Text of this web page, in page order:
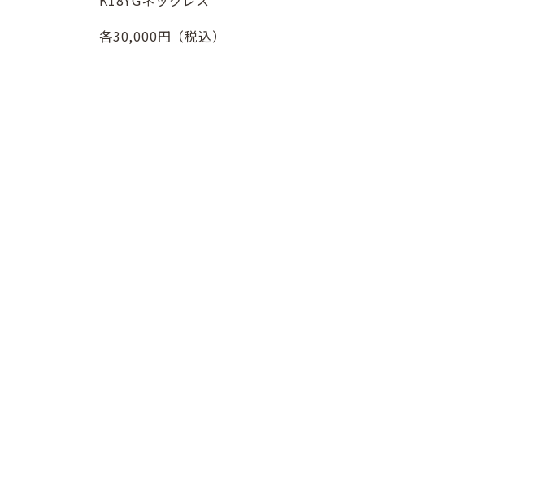
各30,000円（税込）